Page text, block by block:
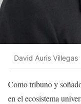
David Auris Villegas
Como tribuno y
en el ecosistema